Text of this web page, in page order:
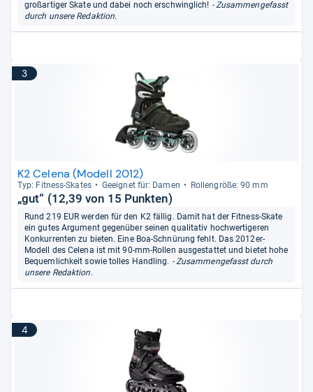
großartiger Skate und dabei noch erschwinglich! - Zusammengefasst
durch unsere Redaktion.
3
K2 Celena (Modell 2012)
Typ: Fit­ness-​Ska­tes Geeig­net für: Damen Rol­len­größe: 90 mm
„gut“ (12,39 von 15 Punkten)
Rund 219 EUR werden für den K2 fällig. Damit hat der Fitness-Skate
ein gutes Argument gegenüber seinen qualitativ hochwertigeren
Konkurrenten zu bieten. Eine Boa-Schnürung fehlt. Das 2012er-
Modell des Celena ist mit 90-mm-Rollen ausgestattet und bietet hohe
Bequemlichkeit sowie tolles Handling. - Zusammengefasst durch
unsere Redaktion.
4